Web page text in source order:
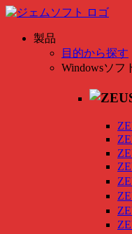
製品
目的から探す
Windowsソフ